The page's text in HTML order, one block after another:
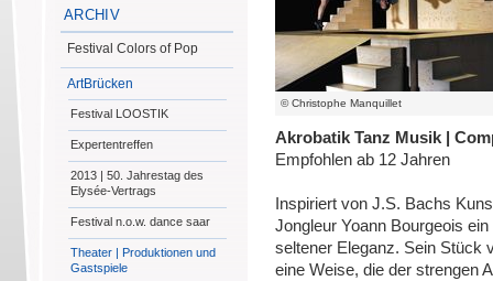
ARCHIV
Festival Colors of Pop
ArtBrücken
Festival LOOSTIK
Expertentreffen
2013 | 50. Jahrestag des
Elysée-Vertrags
Festival n.o.w. dance saar
Theater | Produktionen und
Gastspiele
© Christophe Manquillet
Akrobatik Tanz Musik |
Empfohlen ab 12 Jahren
Inspiriert von J.S. Bachs
Jongleur Yoann Bourgeois
seltener Eleganz. Sein Stück
eine Weise, die der strengen